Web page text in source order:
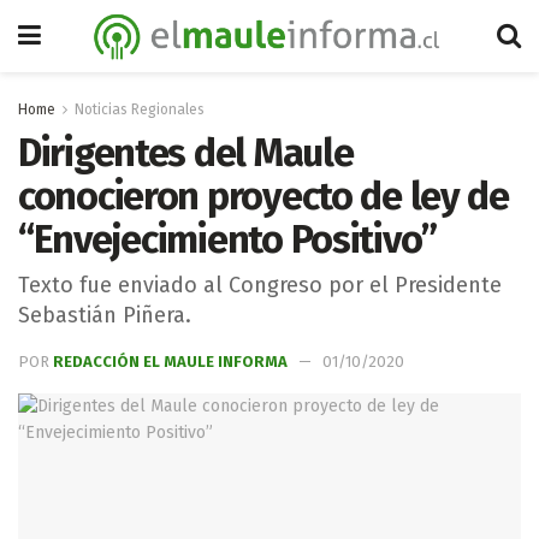
Home Noticias Regionales
Dirigentes del Maule
conocieron proyecto de ley de
“Envejecimiento Positivo”
Texto fue enviado al Congreso por el Presidente
Sebastián Piñera.
POR REDACCIÓN EL MAULE INFORMA 01/10/2020